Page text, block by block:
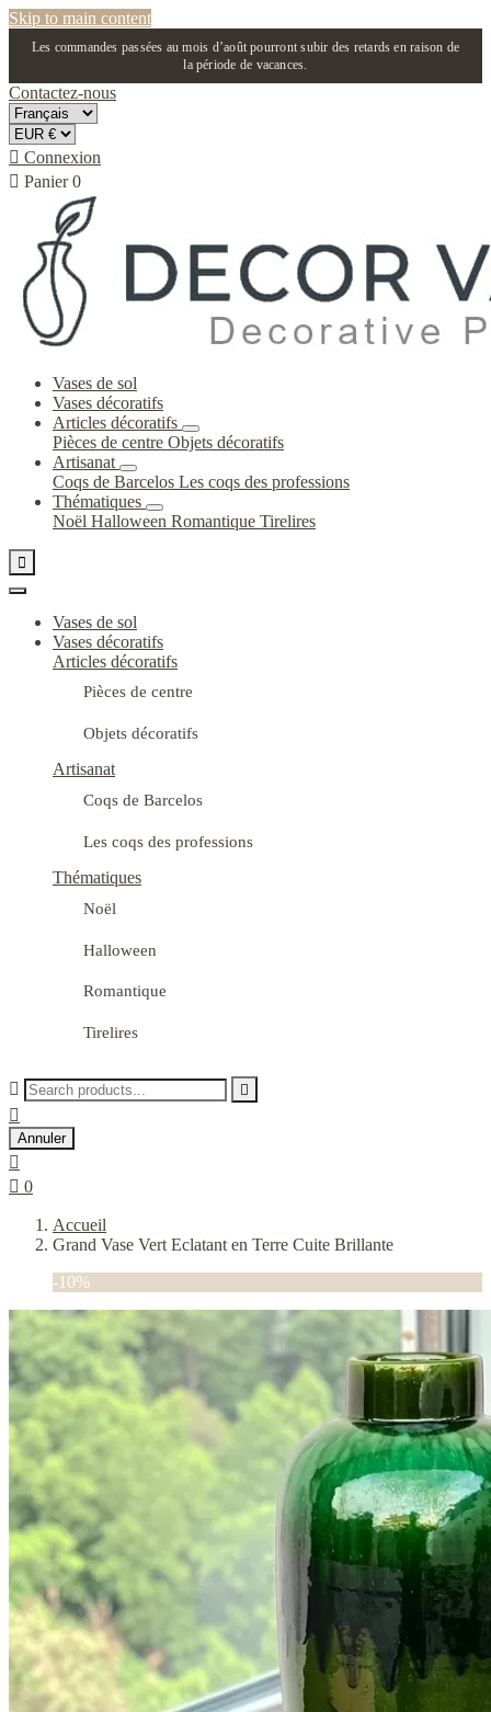
Skip to main content
Les commandes passées au mois d’août pourront subir des retards en raison de
la période de vacances.
Contactez-nous
 Connexion
 Panier 0
Vases de sol
Vases décoratifs
Articles décoratifs
Pièces de centre Objets décoratifs
Artisanat
Coqs de Barcelos Les coqs des professions
Thématiques
Noël Halloween Romantique Tirelires

Vases de sol
Vases décoratifs
Articles décoratifs
Pièces de centre
Objets décoratifs
Artisanat
Coqs de Barcelos
Les coqs des professions
Thématiques
Noël
Halloween
Romantique
Tirelires
 

Annuler

 0
Accueil
Grand Vase Vert Eclatant en Terre Cuite Brillante
-10%